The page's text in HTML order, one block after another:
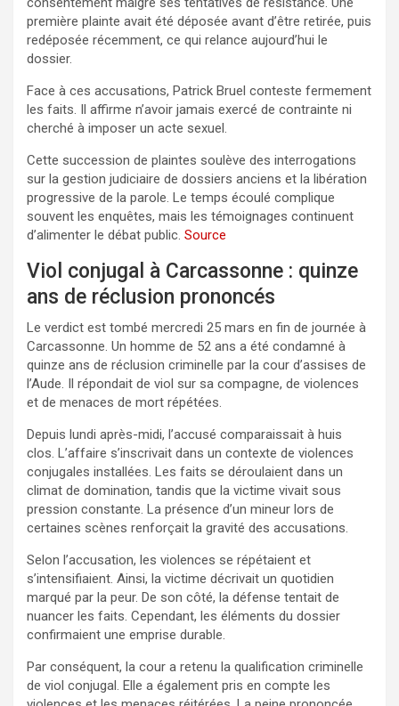
première plainte avait été déposée avant d’être retirée, puis
redéposée récemment, ce qui relance aujourd’hui le
dossier.
Face à ces accusations, Patrick Bruel conteste fermement
les faits. Il affirme n’avoir jamais exercé de contrainte ni
cherché à imposer un acte sexuel.
Cette succession de plaintes soulève des interrogations
sur la gestion judiciaire de dossiers anciens et la libération
progressive de la parole. Le temps écoulé complique
souvent les enquêtes, mais les témoignages continuent
d’alimenter le débat public. Source
Viol conjugal à Carcassonne : quinze
ans de réclusion prononcés
Le verdict est tombé mercredi 25 mars en fin de journée à
Carcassonne. Un homme de 52 ans a été condamné à
quinze ans de réclusion criminelle par la cour d’assises de
l’Aude. Il répondait de viol sur sa compagne, de violences
et de menaces de mort répétées.
Depuis lundi après-midi, l’accusé comparaissait à huis
clos. L’affaire s’inscrivait dans un contexte de violences
conjugales installées. Les faits se déroulaient dans un
climat de domination, tandis que la victime vivait sous
pression constante. La présence d’un mineur lors de
certaines scènes renforçait la gravité des accusations.
Selon l’accusation, les violences se répétaient et
s’intensifiaient. Ainsi, la victime décrivait un quotidien
marqué par la peur. De son côté, la défense tentait de
nuancer les faits. Cependant, les éléments du dossier
confirmaient une emprise durable.
Par conséquent, la cour a retenu la qualification criminelle
de viol conjugal. Elle a également pris en compte les